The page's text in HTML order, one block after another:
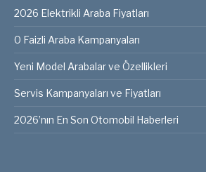
2026 Elektrikli Araba Fiyatları
0 Faizli Araba Kampanyaları
Yeni Model Arabalar ve Özellikleri
Servis Kampanyaları ve Fiyatları
2026’nın En Son Otomobil Haberleri